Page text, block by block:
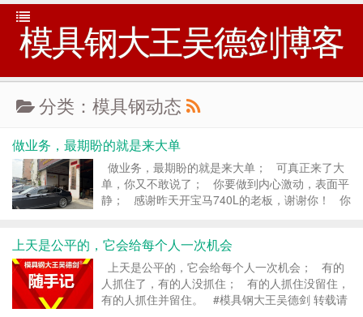
模具钢大王吴德剑博客
分类：模具钢动态
做业务，最期盼的就是来大单
做业务，最期盼的就是来大单； 可真正来了大
单，你又不敢说了； 你要做到内心激动，表面平
静； 感谢昨天开宝马740L的老板，谢谢你！ 你
上天是公平的，它会给每个人一次机会
上天是公平的，它会给每个人一次机会； 有的
人抓住了，有的人没抓住； 有的人抓住没留住，
有的人抓住并留住。 #模具钢大王吴德剑 转载请